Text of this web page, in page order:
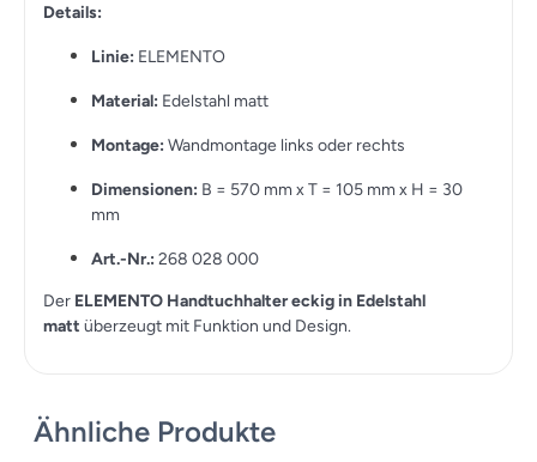
Details:
Linie: ELEMENTO
Material: Edelstahl matt
Montage: Wandmontage links oder rechts
Dimensionen: B = 570 mm x T = 105 mm x H = 30
mm
Art.-Nr.: 268 028 000
Der ELEMENTO Handtuchhalter eckig in Edelstahl
matt überzeugt mit Funktion und Design.
Ähnliche Produkte